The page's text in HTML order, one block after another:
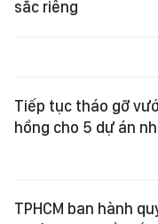
sắc riêng
Tiếp tục tháo gỡ
hồng cho 5 dự án
TPHCM ban hành